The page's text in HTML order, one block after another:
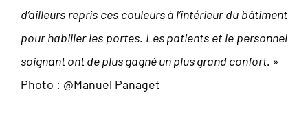
d’ailleurs repris ces couleurs à l’intérieur du bâtiment
pour habiller les portes. Les patients et le personnel
soignant ont de plus gagné un plus grand confort. »
Photo : @Manuel Panaget